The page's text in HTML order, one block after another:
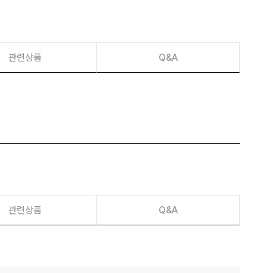
관련상품 Q&A
관련상품 Q&A